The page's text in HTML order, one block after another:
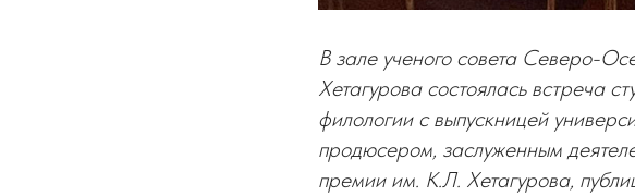
В зале ученого совета Северо-
Хетагурова состоялась встреча
филологии с выпускницей
продюсером, заслуженным
премии им. К.Л. Хетагурова,